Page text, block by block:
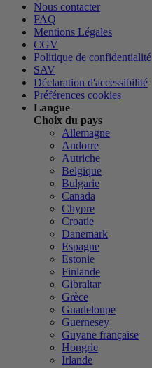
Nous contacter
FAQ
Mentions Légales
CGV
Politique de confidentialité
SAV
Déclaration d'accessibilité
Préférences cookies
Langue
Choix du pays
Allemagne
Andorre
Autriche
Belgique
Bulgarie
Canada
Chypre
Croatie
Danemark
Espagne
Estonie
Finlande
Gibraltar
Grèce
Guadeloupe
Guernesey
Guyane française
Hongrie
Irlande